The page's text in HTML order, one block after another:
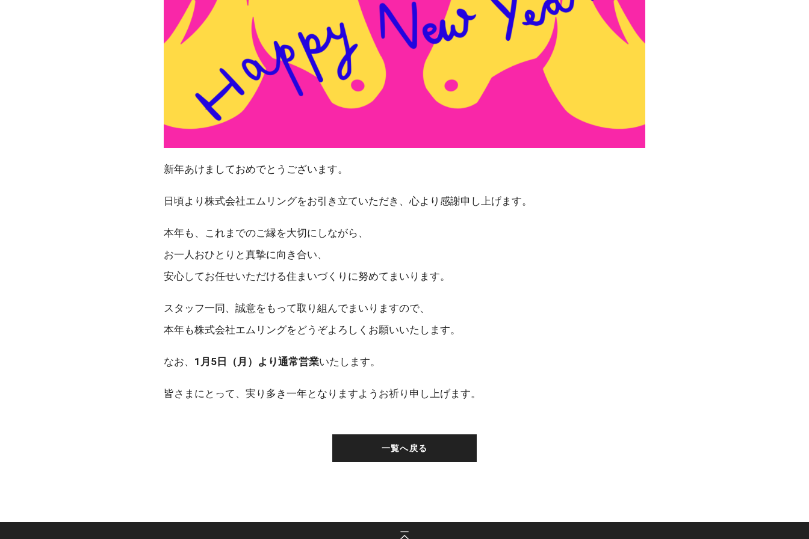
新年あけましておめでとうございます。
日頃より株式会社エムリングをお引き立ていただき、心より感謝申し上げます。
本年も、これまでのご縁を大切にしながら、
お一人おひとりと真摯に向き合い、
安心してお任せいただける住まいづくりに努めてまいります。
スタッフ一同、誠意をもって取り組んでまいりますので、
本年も株式会社エムリングをどうぞよろしくお願いいたします。
なお、 1月5日（月）より通常営業いたします。
皆さまにとって、実り多き一年となりますようお祈り申し上げます。
一覧へ戻る